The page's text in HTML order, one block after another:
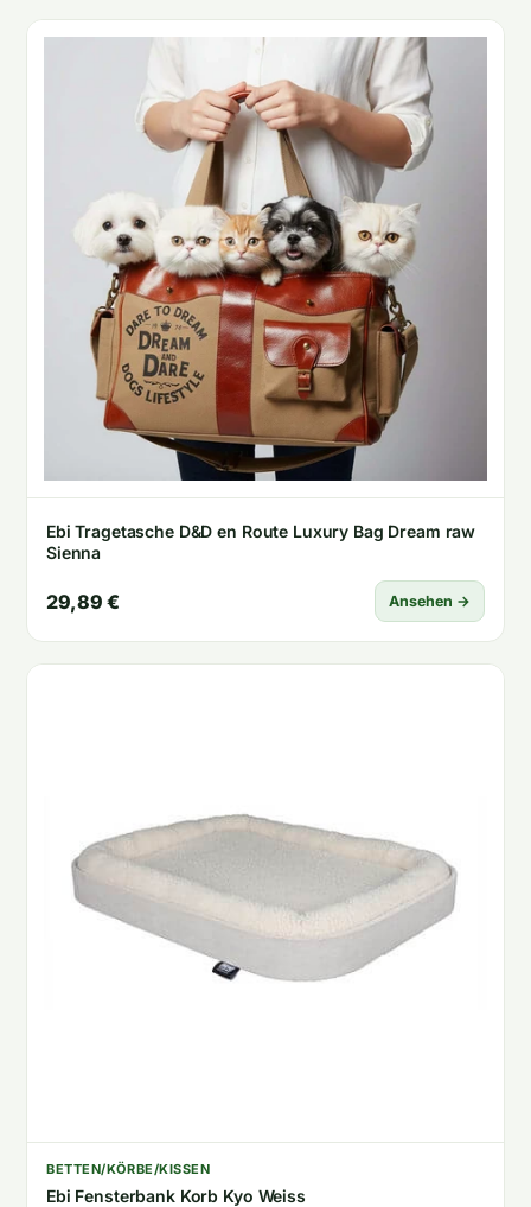
Ebi Tragetasche D&D en Route Luxury Bag Dream raw
Sienna
29,89 € Ansehen →
BETTEN/KÖRBE/KISSEN
Ebi Fensterbank Korb Kyo Weiss